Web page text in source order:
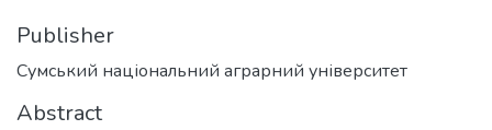
Publisher
Сумський національний аграрний університет
Abstract